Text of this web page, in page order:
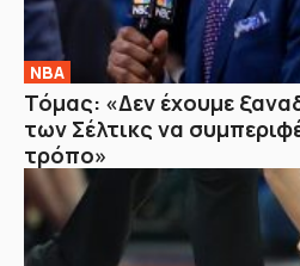
NBA
Τόμας: «Δεν έχουμε
των Σέλτικς να
τρόπο»